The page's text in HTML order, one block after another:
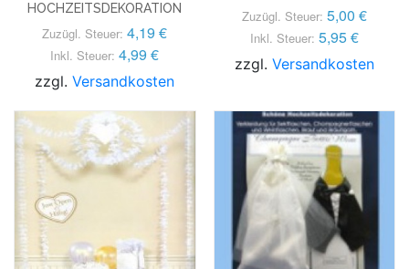
HOCHZEITSDEKORATION
Zuzügl. Steuer: 4,19 €
Inkl. Steuer: 4,99 €
zzgl.Versandkosten
Zuzügl. Steuer: 5,00 €
Inkl. Steuer: 5,95 €
zzgl. Versandkosten